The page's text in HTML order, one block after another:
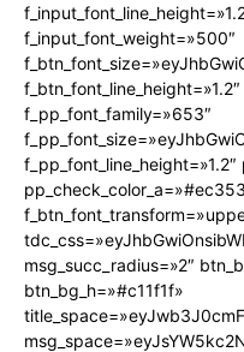
f_input_font_weight=»500″
f_pp_font_family=»653″
msg_succ_radius=»2″
btn_bg_h=»#c11f1f»